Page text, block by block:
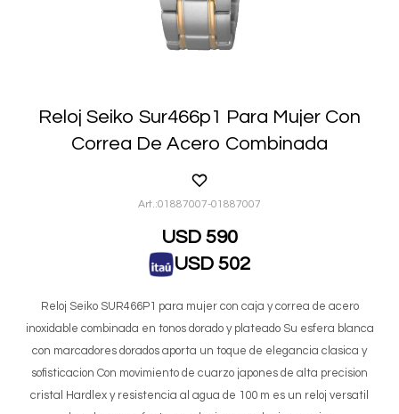
Reloj Seiko Sur466p1 Para Mujer Con
Correa De Acero Combinada
01887007-01887007
USD 590
USD 502
Reloj Seiko SUR466P1 para mujer con caja y correa de acero
inoxidable combinada en tonos dorado y plateado Su esfera blanca
con marcadores dorados aporta un toque de elegancia clasica y
sofisticacion Con movimiento de cuarzo japones de alta precision
cristal Hardlex y resistencia al agua de 100 m es un reloj versatil